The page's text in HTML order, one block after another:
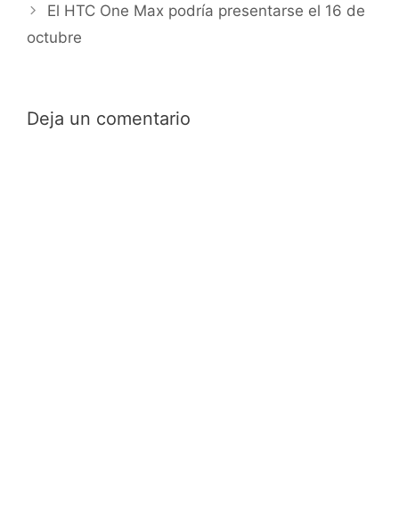
El HTC One Max podría presentarse el 16 de
octubre
Deja un comentario